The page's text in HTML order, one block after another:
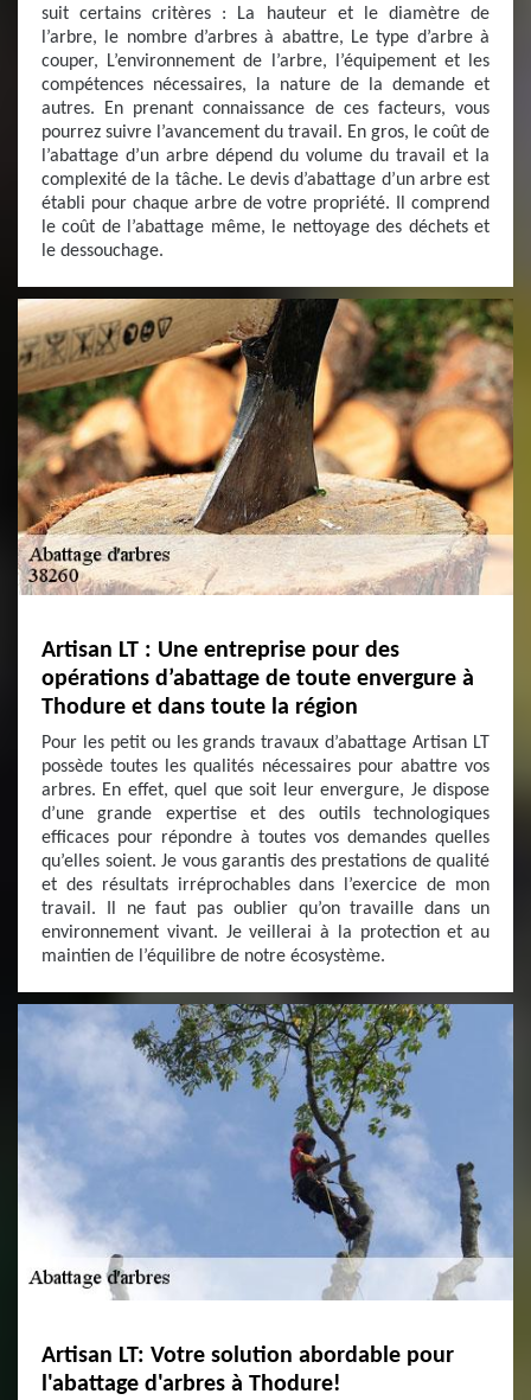
suit certains critères : La hauteur et le diamètre de
l’arbre, le nombre d’arbres à abattre, Le type d’arbre à
couper, L’environnement de l’arbre, l’équipement et les
compétences nécessaires, la nature de la demande et
autres. En prenant connaissance de ces facteurs, vous
pourrez suivre l’avancement du travail. En gros, le coût de
l’abattage d’un arbre dépend du volume du travail et la
complexité de la tâche. Le devis d’abattage d’un arbre est
établi pour chaque arbre de votre propriété. Il comprend
le coût de l’abattage même, le nettoyage des déchets et
le dessouchage.
Artisan LT : Une entreprise pour des
opérations d’abattage de toute envergure à
Thodure et dans toute la région
Pour les petit ou les grands travaux d’abattage Artisan LT
possède toutes les qualités nécessaires pour abattre vos
arbres. En effet, quel que soit leur envergure, Je dispose
d’une grande expertise et des outils technologiques
efficaces pour répondre à toutes vos demandes quelles
qu’elles soient. Je vous garantis des prestations de qualité
et des résultats irréprochables dans l’exercice de mon
travail. Il ne faut pas oublier qu’on travaille dans un
environnement vivant. Je veillerai à la protection et au
maintien de l’équilibre de notre écosystème.
Artisan LT: Votre solution abordable pour
l'abattage d'arbres à Thodure!